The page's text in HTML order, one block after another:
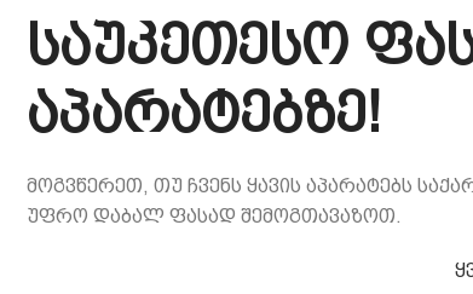
საუკეთესო
აპარატებზე!
მოგვწერეთ, თუ ჩვენს ყავის აპარატებს
უფრო დაბალ ფასად შემოგთავაზოთ.